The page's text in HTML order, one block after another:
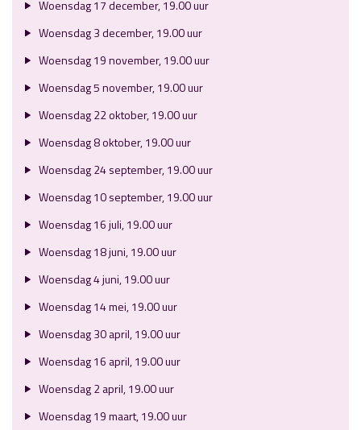
Woensdag 17 december, 19.00 uur
Woensdag 3 december, 19.00 uur
Woensdag 19 november, 19.00 uur
Woensdag 5 november, 19.00 uur
Woensdag 22 oktober, 19.00 uur
Woensdag 8 oktober, 19.00 uur
Woensdag 24 september, 19.00 uur
Woensdag 10 september, 19.00 uur
Woensdag 16 juli, 19.00 uur
Woensdag 18 juni, 19.00 uur
Woensdag 4 juni, 19.00 uur
Woensdag 14 mei, 19.00 uur
Woensdag 30 april, 19.00 uur
Woensdag 16 april, 19.00 uur
Woensdag 2 april, 19.00 uur
Woensdag 19 maart, 19.00 uur